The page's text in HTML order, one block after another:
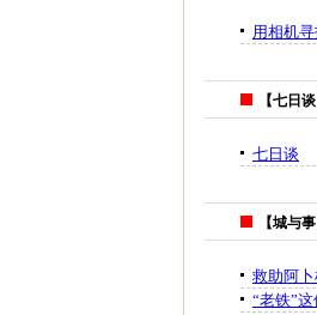
用相机
【七日谈
七日谈
【城与事
救助阿
“老铁”